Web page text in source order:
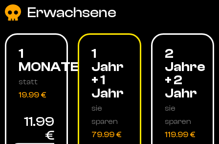
Erwachsene
1
MONATE
statt
19.99 €
11.99
€
1
Jahr
+ 1
Jahr
sie
sparen
79.99 €
2
Jahre
+ 2
Jahr
sie
sparen
119.99 €